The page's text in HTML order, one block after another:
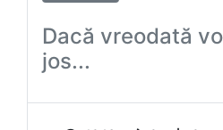
Dacă vreodată
jos...